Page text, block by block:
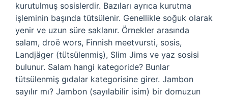
kurutulmuş sosislerdir. Bazıları ayrıca kurutma
işleminin başında tütsülenir. Genellikle soğuk olarak
yenir ve uzun süre saklanır. Örnekler arasında
salam, droë wors, Finnish meetvursti, sosis,
Landjäger (tütsülenmiş), Slim Jims ve yaz sosisi
bulunur. Salam hangi kategoride? Bunlar
tütsülenmiş gıdalar kategorisine girer. Jambon
sayılır mı? Jambon (sayılabilir isim) bir domuzun